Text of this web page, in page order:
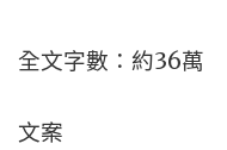
全文字數：約36萬
文案